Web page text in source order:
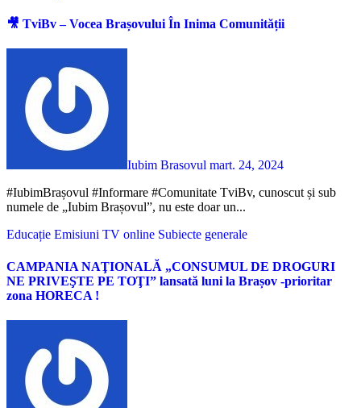
🎥 TviBv – Vocea Brașovului În Inima Comunității
Iubim Brasovul mart. 24, 2024
#IubimBrașovul #Informare #Comunitate TviBv, cunoscut și sub
numele de „Iubim Brașovul”, nu este doar un...
Educație Emisiuni TV online Subiecte generale
CAMPANIA NAŢIONALĂ „CONSUMUL DE DROGURI
NE PRIVEŞTE PE TOŢI” lansată luni la Brașov -prioritar
zona HORECA !